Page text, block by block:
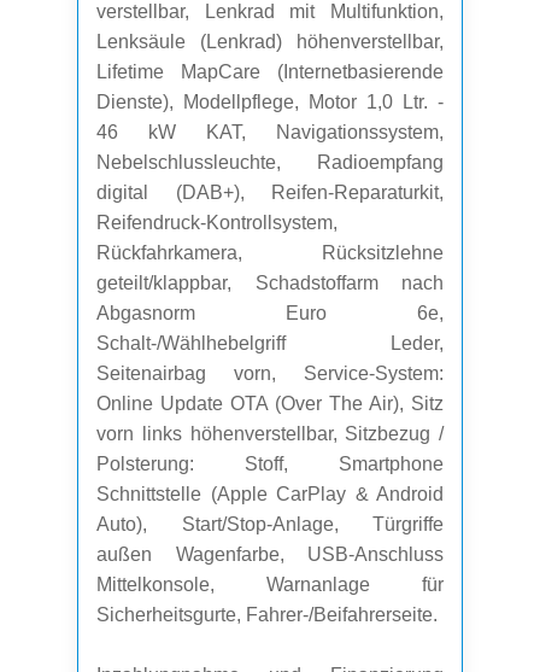
verstellbar, Lenkrad mit Multifunktion,
Lenksäule (Lenkrad) höhenverstellbar,
Lifetime MapCare (Internetbasierende
Dienste), Modellpflege, Motor 1,0 Ltr. -
46 kW KAT, Navigationssystem,
Nebelschlussleuchte, Radioempfang
digital (DAB+), Reifen-Reparaturkit,
Reifendruck-Kontrollsystem,
Rückfahrkamera, Rücksitzlehne
geteilt/klappbar, Schadstoffarm nach
Abgasnorm Euro 6e,
Schalt-/Wählhebelgriff Leder,
Seitenairbag vorn, Service-System:
Online Update OTA (Over The Air), Sitz
vorn links höhenverstellbar, Sitzbezug /
Polsterung: Stoff, Smartphone
Schnittstelle (Apple CarPlay & Android
Auto), Start/Stop-Anlage, Türgriffe
außen Wagenfarbe, USB-Anschluss
Mittelkonsole, Warnanlage für
Sicherheitsgurte, Fahrer-/Beifahrerseite.